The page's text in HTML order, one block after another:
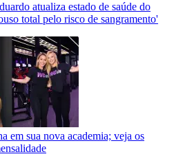
atualiza estado de saúde do
total pelo risco de sangramento'
em sua nova academia; veja os